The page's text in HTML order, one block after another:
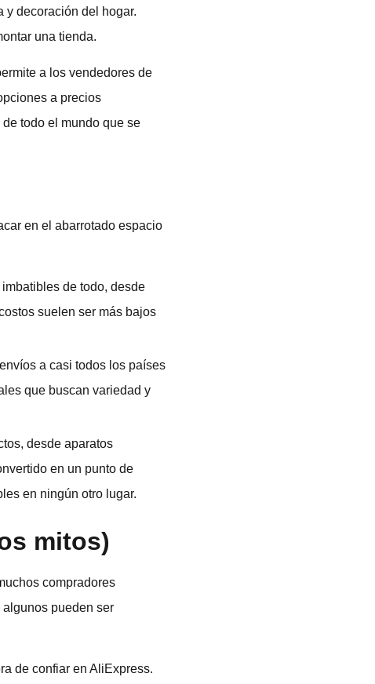
y decoración del hogar.
una tienda.
a los vendedores de
a precios
todo el mundo que se
en el abarrotado espacio
de todo, desde
suelen ser más bajos
a casi todos los países
que buscan variedad y
desde aparatos
en un punto de
en ningún otro lugar.
mitos)
compradores
pueden ser
de confiar en AliExpress.